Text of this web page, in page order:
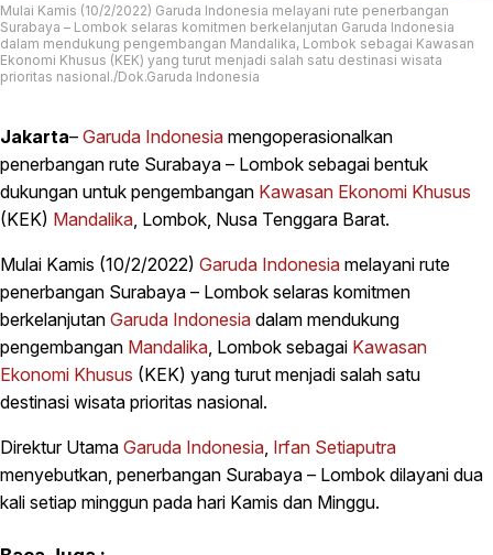
Mulai Kamis (10/2/2022) Garuda Indonesia melayani rute penerbangan
Surabaya – Lombok selaras komitmen berkelanjutan Garuda Indonesia
dalam mendukung pengembangan Mandalika, Lombok sebagai Kawasan
Ekonomi Khusus (KEK) yang turut menjadi salah satu destinasi wisata
prioritas nasional./Dok.Garuda Indonesia
Jakarta– Garuda Indonesia mengoperasionalkan
penerbangan rute Surabaya – Lombok sebagai bentuk
dukungan untuk pengembangan Kawasan Ekonomi Khusus
(KEK) Mandalika , Lombok, Nusa Tenggara Barat.
Mulai Kamis (10/2/2022) Garuda Indonesia melayani rute
penerbangan Surabaya – Lombok selaras komitmen
berkelanjutan Garuda Indonesia dalam mendukung
pengembangan Mandalika , Lombok sebagai Kawasan
Ekonomi Khusus (KEK) yang turut menjadi salah satu
destinasi wisata prioritas nasional.
Direktur Utama Garuda Indonesia Irfan Setiaputra
menyebutkan, penerbangan Surabaya – Lombok dilayani dua
kali setiap minggun pada hari Kamis dan Minggu.